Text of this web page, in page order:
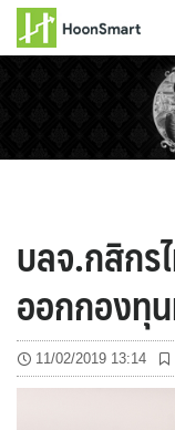
บลจ.กสิกร
ออกกองทุ
11/02/2019 13:14